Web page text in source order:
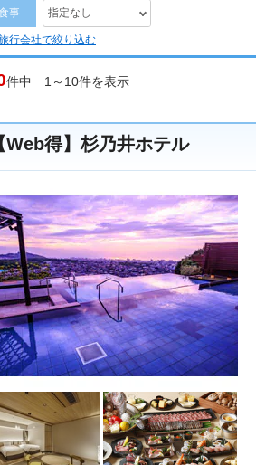
事 指定なし
行会社で絞り込む
件中 1～10件を表示
Web得】杉乃井ホテル